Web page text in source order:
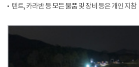
텐트, 카라반 등 모든 물품 및 장비 등은 개인 지참